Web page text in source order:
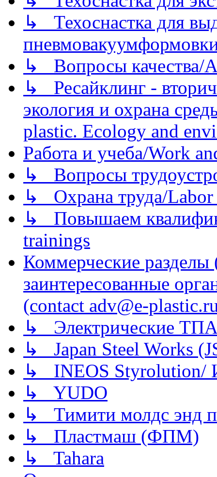
↳ Техоснастка для
↳ Вопросы качества/
↳ Ресайклинг -
экология и охрана
plastic. Ecology and
Работа и учеба/Work
↳ Вопросы
↳ Охрана труда/Labor
↳ Повышаем
trainings
Коммерческие
заинтересованные
(contact adv@e-
↳ Электрические
↳ Japan Steel Works
↳ INEOS
↳ YUDO
↳ Тимити молдс энд
↳ Пластмаш (ФПМ)
↳ Tahara